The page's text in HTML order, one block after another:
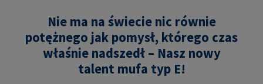
Nie ma na świecie nic równie
potężnego jak pomysł, którego czas
właśnie nadszedł – Nasz nowy
talent mufa typ E!